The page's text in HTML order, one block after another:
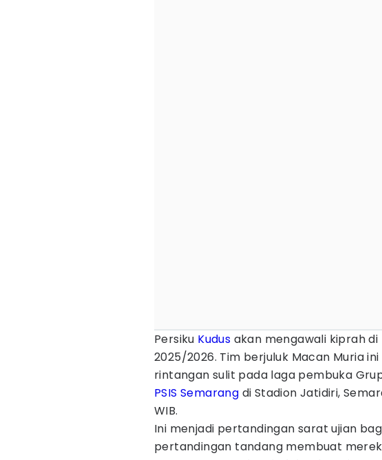
Persiku Kudus akan mengawali kiprah di
2025/2026. Tim berjuluk Macan Muria
rintangan sulit pada laga pembuka
PSIS Semarang di Stadion Jatidiri,
WIB.
Ini menjadi pertandingan sarat ujian
pertandingan tandang membuat